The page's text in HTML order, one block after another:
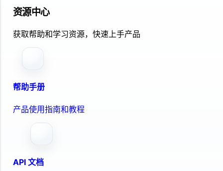
资源中心
获取帮助和学习资源，快速上手产品
帮助手册
产品使用指南和教程
API 文档